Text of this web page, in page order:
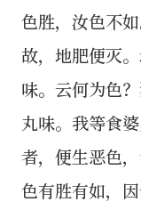
色胜，汝色不
故，地肥便灭
味。云何为色
丸味。我等食
者，便生恶色
色有胜有如，